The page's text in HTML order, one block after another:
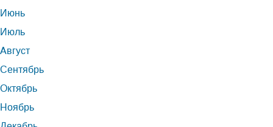
Июнь
Июль
Август
Сентябрь
Октябрь
Ноябрь